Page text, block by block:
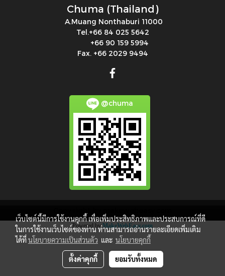
Chuma (Thailand)
A.Muang Nonthaburi 11000
Tel.+66 84 025 5642
+66 90 159 5994
Fax. +66 2029 9494
@chuma
Powered byMakeWebEasy.com
เว็บไซต์นี้มีการใช้งานคุกกี้ เพื่อเพิ่มประสิทธิภาพและประสบการณ์ที่ดี
ในการใช้งานเว็บไซต์ของท่าน ท่านสามารถอ่านรายละเอียดเพิ่มเติม
ได้ที่นโยบายความเป็นส่วนตัว และ นโยบายคุกกี้
ตั้งค่าคุกกี้ ยอมรับทั้งหมด